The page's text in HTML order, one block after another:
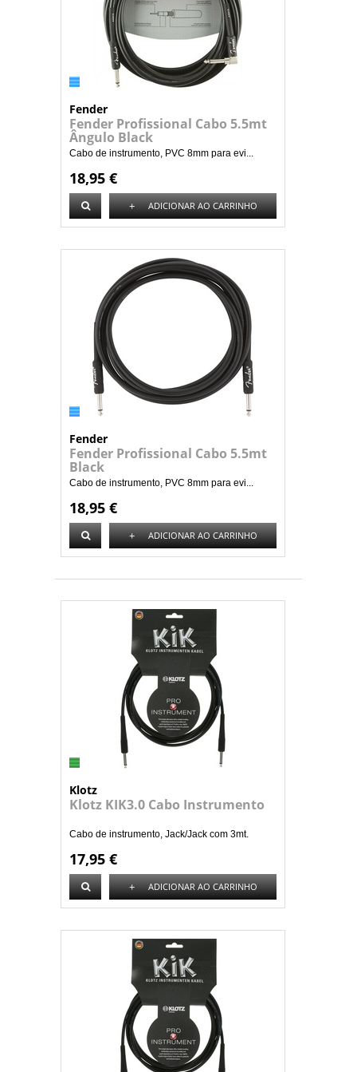
Fender
Fender Profissional Cabo 5.5mt
Ângulo Black
Cabo de instrumento, PVC 8mm para evi...
18,95 €
+ ADICIONAR AO CARRINHO
Fender
Fender Profissional Cabo 5.5mt
Black
Cabo de instrumento, PVC 8mm para evi...
18,95 €
+ ADICIONAR AO CARRINHO
Klotz
Klotz KIK3.0 Cabo Instrumento
Cabo de instrumento, Jack/Jack com 3mt.
17,95 €
+ ADICIONAR AO CARRINHO